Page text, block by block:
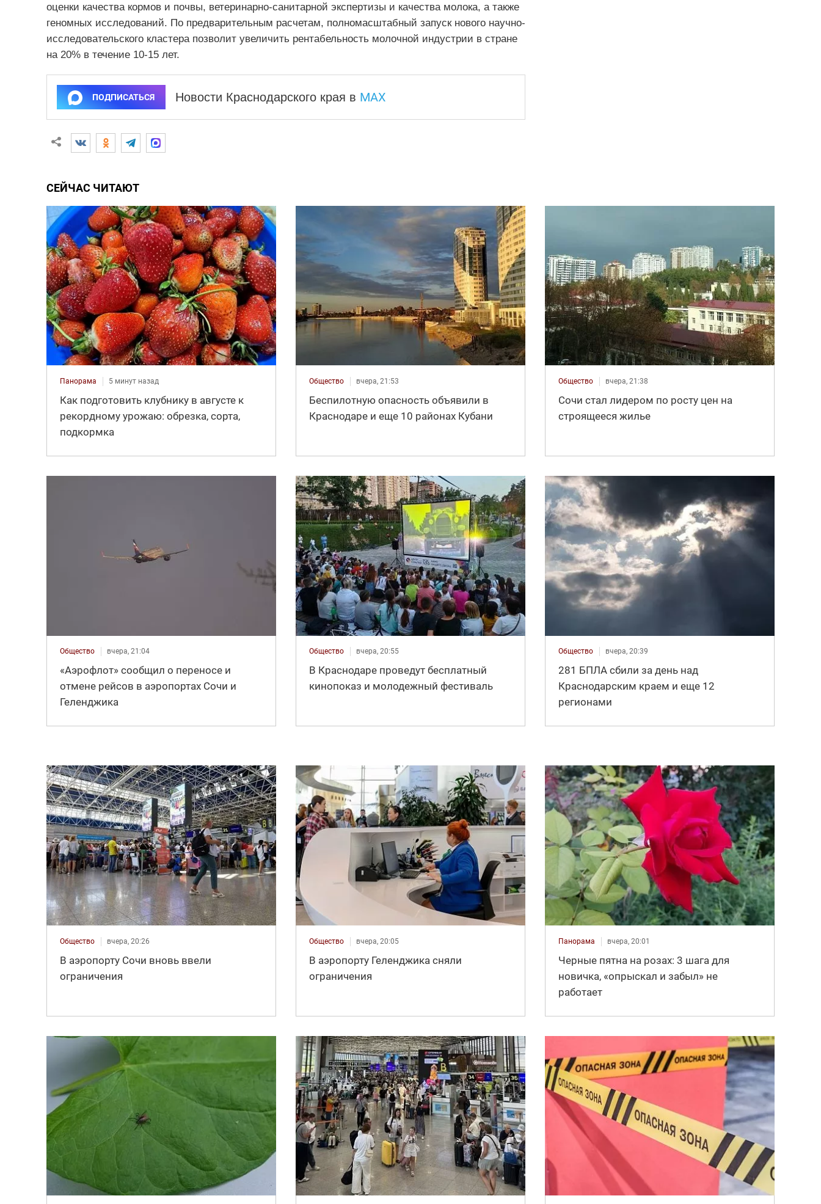
оценки качества кормов и почвы, ветеринарно-санитарной экспертизы и качества молока, а также
геномных исследований. По предварительным расчетам, полномасштабный запуск нового научно-
исследовательского кластера позволит увеличить рентабельность молочной индустрии в стране
на 20% в течение 10-15 лет.
ПОДПИСАТЬСЯ Новости Краснодарского края в MAX
СЕЙЧАС ЧИТАЮТ
Панорама 5 минут назад
Как подготовить клубнику в августе к
рекордному урожаю: обрезка, сорта,
подкормка
Общество вчера, 21:53
Беспилотную опасность объявили в
Краснодаре и еще 10 районах Кубани
Общество вчера, 21:38
Сочи стал лидером по росту цен на
строящееся жилье
Общество вчера, 21:04
«Аэрофлот» сообщил о переносе и
отмене рейсов в аэропортах Сочи и
Геленджика
Общество вчера, 20:55
В Краснодаре проведут бесплатный
кинопоказ и молодежный фестиваль
Общество вчера, 20:39
281 БПЛА сбили за день над
Краснодарским краем и еще 12
регионами
Общество вчера, 20:26
В аэропорту Сочи вновь ввели
ограничения
Общество вчера, 20:05
В аэропорту Геленджика сняли
ограничения
Панорама вчера, 20:01
Черные пятна на розах: 3 шага для
новичка, «опрыскал и забыл» не
работает